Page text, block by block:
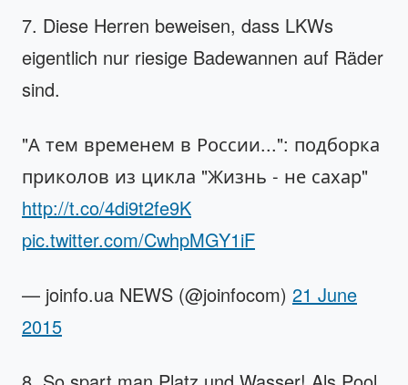
7. Diese Herren beweisen, dass LKWs
eigentlich nur riesige Badewannen auf Räder
sind.
"А тем временем в России...": подборка
приколов из цикла "Жизнь - не сахар"
http://t.co/4di9t2fe9K
pic.twitter.com/CwhpMGY1iF
— joinfo.ua NEWS (@joinfocom) 21 June
2015